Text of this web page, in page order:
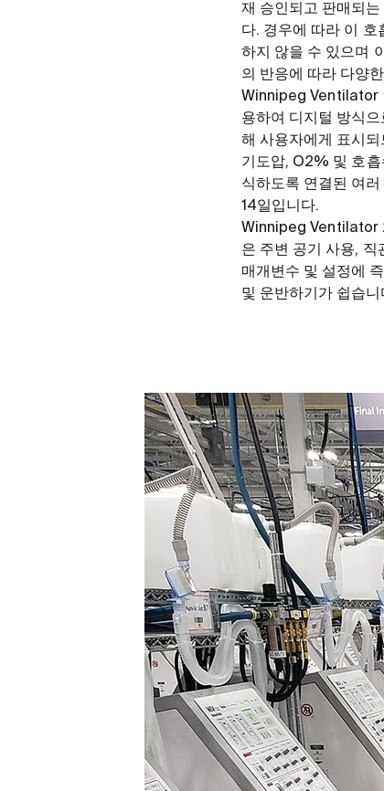
재 승인되고 판매되
다. 경우에 따라 이 호
하지 않을 수 있으며
의 반응에 따라 다양
Winnipeg Ventilator
용하여 디지털 방식
해 사용자에게 표시
기도압, O2% 및 호흡
식하도록 연결된 여
14일입니다.
Winnipeg Ventilator
은 주변 공기 사용, 직
매개변수 및 설정에
및 운반하기가 쉽습니